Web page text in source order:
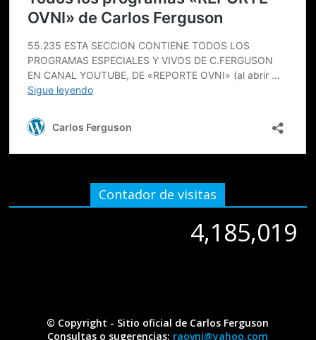
Contador de visitas
4,185,019
© Copyright - Sitio oficial de Carlos Ferguson
Consultas o sugerencias: raovni@yahoo.com